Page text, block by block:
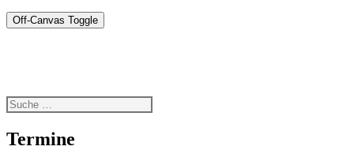
Off-Canvas Toggle
Termine